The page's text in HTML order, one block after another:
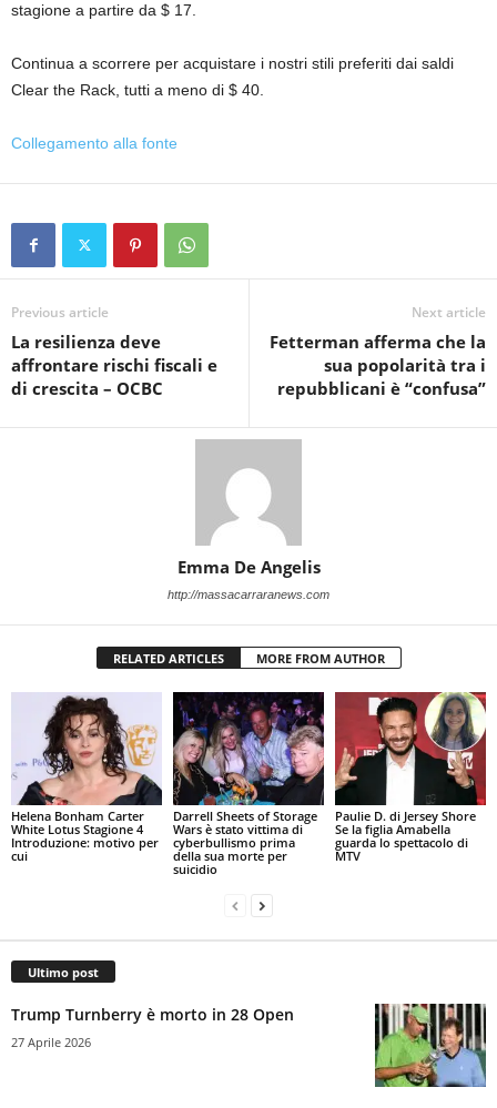
stagione a partire da $ 17.
Continua a scorrere per acquistare i nostri stili preferiti dai saldi
Clear the Rack, tutti a meno di $ 40.
Collegamento alla fonte
Previous article
La resilienza deve
affrontare rischi fiscali e
di crescita – OCBC
Next article
Fetterman afferma che la
sua popolarità tra i
repubblicani è “confusa”
Emma De Angelis
http://massacarraranews.com
RELATED ARTICLES MORE FROM AUTHOR
Helena Bonham Carter
White Lotus Stagione 4
Introduzione: motivo per
cui
Darrell Sheets of Storage
Wars è stato vittima di
cyberbullismo prima
della sua morte per
suicidio
Paulie D. di Jersey Shore
Se la figlia Amabella
guarda lo spettacolo di
MTV
Ultimo post
Trump Turnberry è morto in 28 Open
27 Aprile 2026